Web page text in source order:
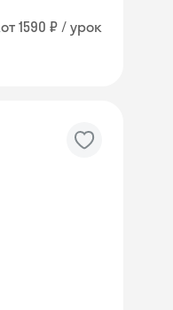
от 1590 ₽ / урок